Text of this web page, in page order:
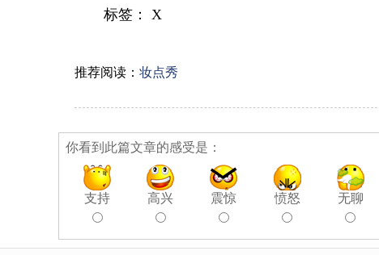
标签： X
推荐阅读： 妆点秀
你看到此篇文章的感受是：
支持 高兴 震惊 愤怒 无聊